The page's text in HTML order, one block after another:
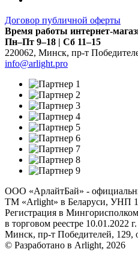
Договор публичной оферты
Время работы интернет-
Пн–Пт 9–18 | Сб 11–15
220062, Минск, пр-т
info@arlight.pro
ООО «АрлайтБай» -
ТМ «Arlight» в Беларуси, УНП
Регистрация в
в торговом реестре 10.01.2022 г.
Минск, пр-т Победителей, 129,
© Разработано в Arlight, 2026